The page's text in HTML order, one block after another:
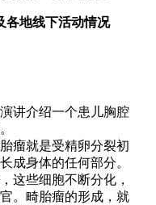
各地线下活动情况
讲介绍一个患儿胸腔
瘤就是受精卵分裂初
成身体的任何部分。
这些细胞不断分化，
。畸胎瘤的形成，就